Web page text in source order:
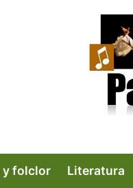
y folclor Literatura